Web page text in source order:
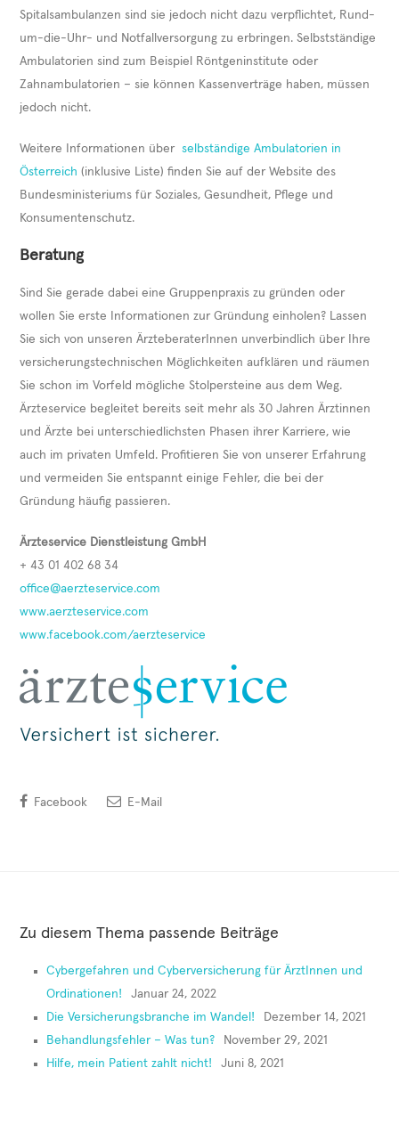
Spitalsambulanzen sind sie jedoch nicht dazu verpflichtet, Rund-
um-die-Uhr- und Notfallversorgung zu erbringen. Selbstständige
Ambulatorien sind zum Beispiel Röntgeninstitute oder
Zahnambulatorien – sie können Kassenverträge haben, müssen
jedoch nicht.
Weitere Informationen überselbständige Ambulatorien in
Österreich (inklusive Liste) finden Sie auf der Website des
Bundesministeriums für Soziales, Gesundheit, Pflege und
Konsumentenschutz.
Beratung
Sind Sie gerade dabei eine Gruppenpraxis zu gründen oder
wollen Sie erste Informationen zur Gründung einholen? Lassen
Sie sich von unseren ÄrzteberaterInnen unverbindlich über Ihre
versicherungstechnischen Möglichkeiten aufklären und räumen
Sie schon im Vorfeld mögliche Stolpersteine aus dem Weg.
Ärzteservice begleitet bereits seit mehr als 30 Jahren Ärztinnen
und Ärzte bei unterschiedlichsten Phasen ihrer Karriere, wie
auch im privaten Umfeld. Profitieren Sie von unserer Erfahrung
und vermeiden Sie entspannt einige Fehler, die bei der
Gründung häufig passieren.
Ärzteservice Dienstleistung GmbH
+ 43 01 402 68 34
office@aerzteservice.com
www.aerzteservice.com
www.facebook.com/aerzteservice
Facebook E-Mail
Zu diesem Thema passende Beiträge
Cybergefahren und Cyberversicherung für ÄrztInnen und
Ordinationen!
Januar 24, 2022
Die Versicherungsbranche im Wandel!
Dezember 14, 2021
Behandlungsfehler – Was tun?
November 29, 2021
Hilfe, mein Patient zahlt nicht!
Juni 8, 2021